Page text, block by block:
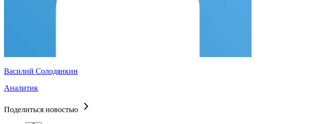
Василий Солодянкин
Аналитик
Поделиться новостью